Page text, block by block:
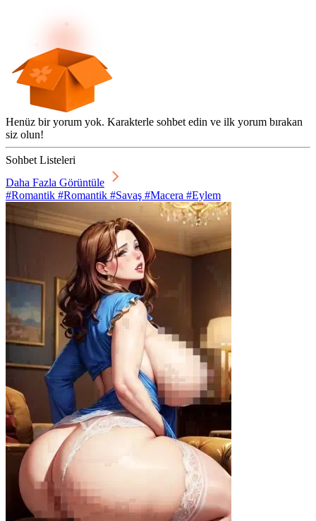
Henüz bir yorum yok. Karakterle sohbet edin ve ilk yorum bırakan
siz olun!
Sohbet Listeleri
Daha Fazla Görüntüle
#Romantik #Romantik #Savaş #Macera #Eylem